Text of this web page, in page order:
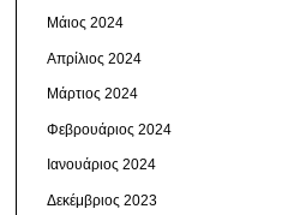
Μάιος 2024
Απρίλιος 2024
Μάρτιος 2024
Φεβρουάριος 2024
Ιανουάριος 2024
Δεκέμβριος 2023